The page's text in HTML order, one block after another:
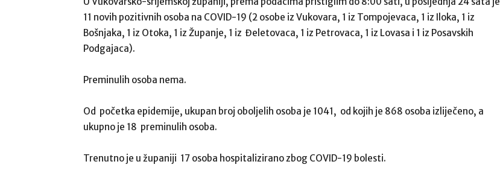
11 novih pozitivnih osoba na COVID-19 (2 osobe iz Vukovara, 1 iz Tompojevaca, 1 iz Iloka, 1 iz
Bošnjaka, 1 iz Otoka, 1 iz Županje, 1 iz Đeletovaca, 1 iz Petrovaca, 1 iz Lovasa i 1 iz Posavskih
Podgajaca).
Preminulih osoba nema.
Od početka epidemije, ukupan broj oboljelih osoba je 1041, od kojih je 868 osoba izliječeno, a
ukupno je 18 preminulih osoba.
Trenutno je u županiji 17 osoba hospitalizirano zbog COVID-19 bolesti.